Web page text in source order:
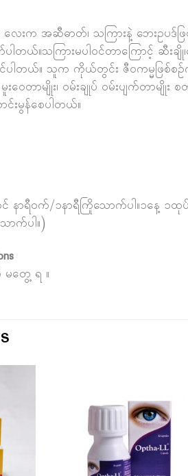
လေးက အဆီဓာတ်၊ သကြားနဲ့ ဘေး
ါတယ်။သကြားမပါဝင်တာကြောင့် ဆီး
ပါတယ်။ သူက ကိုယ်တွင်း ဇီဝကမ္မဖြစ်
းဝေတာမျိုး၊ ဝမ်းချုပ် ဝမ်းပျက်တာမ
မွန်စေပါတယ်။
နာရီဝက်/၁နာရီကြိုသောက်ပါ။၁နေ့ ၁
ာက်ပါ။)
တွေ့ ရ ။